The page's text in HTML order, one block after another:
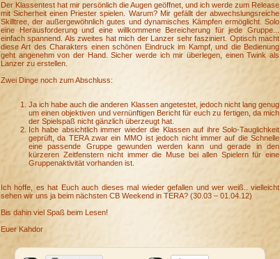
Der Klassentest hat mir persönlich die Augen geöffnet, und ich werde zum Release
mit Sicherheit einen Priester spielen. Warum? Mir gefällt der abwechslungsreiche
Skilltree, der außergewöhnlich gutes und dynamisches Kämpfen ermöglicht. Solo
eine Herausforderung und eine willkommene Bereicherung für jede Gruppe...
einfach spannend. Als zweites hat mich der Lanzer sehr fasziniert. Optisch macht
diese Art des Charakters einen schönen Eindruck im Kampf, und die Bedienung
geht angenehm von der Hand. Sicher werde ich mir überlegen, einen Twink als
Lanzer zu erstellen.
Zwei Dinge noch zum Abschluss:
Ja ich habe auch die anderen Klassen angetestet, jedoch nicht lang genug
um einen objektiven und vernünftigen Bericht für euch zu fertigen, da mich
der Spielspaß nicht gänzlich überzeugt hat.
Ich habe absichtlich immer wieder die Klassen auf ihre Solo-Tauglichkeit
geprüft, da TERA zwar ein MMO ist jedoch nicht immer auf die Schnelle
eine passende Gruppe gewunden werden kann und gerade in den
kürzeren Zeitfenstern nicht immer die Muse bei allen Spielern für eine
Gruppenaktivität vorhanden ist.
Ich hoffe, es hat Euch auch dieses mal wieder gefallen und wer weiß.. vielleicht
sehen wir uns ja beim nächsten CB Weekend in TERA? (30.03 – 01.04.12)
Bis dahin viel Spaß beim Lesen!
Euer Kahdor